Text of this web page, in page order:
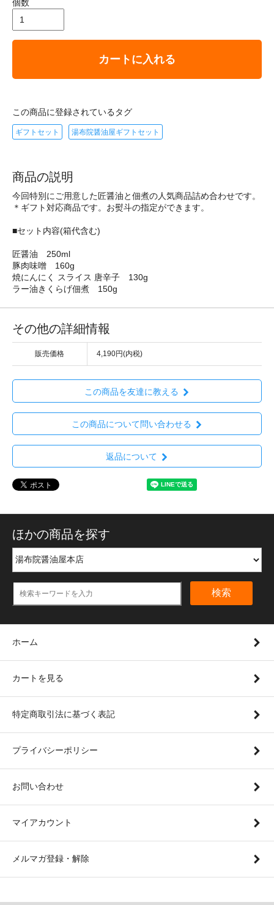
個数
カートに入れる
この商品に登録されているタグ
ギフトセット 湯布院醤油屋ギフトセット
商品の説明
今回特別にご用意した匠醤油と佃煮の人気商品詰め合わせです。
＊ギフト対応商品です。お熨斗の指定ができます。
■セット内容(箱代含む)
匠醤油 250ml
豚肉味噌 160g
焼にんにく スライス 唐辛子 130g
ラー油きくらげ佃煮 150g
その他の詳細情報
販売価格 4,190円(内税)
この商品を友達に教える
この商品について問い合わせる
返品について
ほかの商品を探す
検索
ホーム
カートを見る
特定商取引法に基づく表記
プライバシーポリシー
お問い合わせ
マイアカウント
メルマガ登録・解除